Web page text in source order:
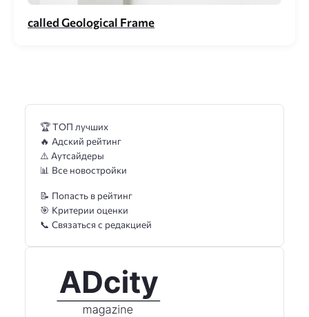
called Geological Frame
🏆 ТОП лучших
🔥 Адский рейтинг
⚠️ Аутсайдеры
📊 Все новостройки
📝 Попасть в рейтинг
🎯 Критерии оценки
📞 Связаться с редакцией